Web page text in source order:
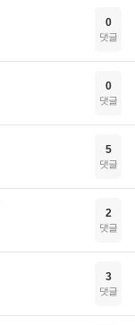
0
댓글
0
댓글
5
댓글
2
댓글
3
댓글